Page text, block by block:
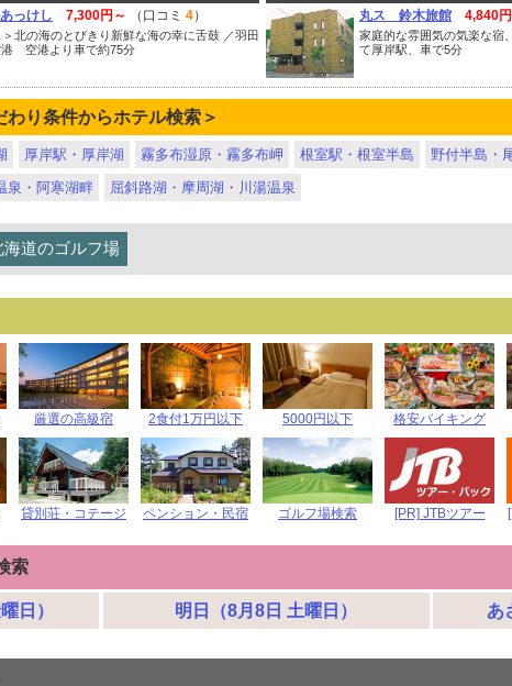
っけし
7,300円～ （口コミ 4）
北の海のとびきり新鮮な海の幸に舌鼓 ／羽田
空港より車で約75分
丸ス 鈴木旅館
4,840
家庭的な雰囲気の気楽な宿
て厚岸駅、車で5分
わり条件からホテル検索＞
厚岸駅・厚岸湖 霧多布湿原・霧多布岬 根室駅・根室半島 野付半島・
泉・阿寒湖畔 屈斜路湖・摩周湖・川湯温泉
海道のゴルフ場
厳選の高級宿 2食付1万円以下 5000円以下 格安バイキング
貸別荘・コテージ ペンション・民宿 ゴルフ場検索 [PR] JTBツアー
索
日） 明日（8月8日 土曜日） あ